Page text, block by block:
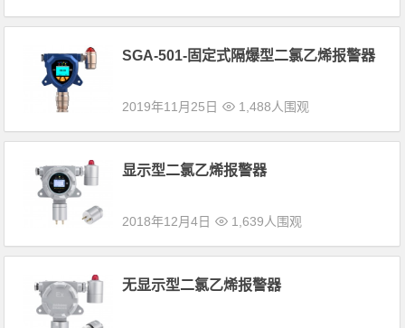
SGA-501-固定式隔爆型二氯乙烯报警器
2019年11月25日 1,488人围观
显示型二氯乙烯报警器
2018年12月4日 1,639人围观
无显示型二氯乙烯报警器